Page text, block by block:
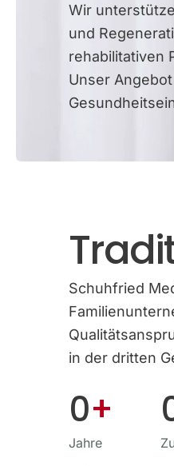
Wir
und
rehabilitativen
Unser
Schuhfried
in der dritten
Jahre
0+